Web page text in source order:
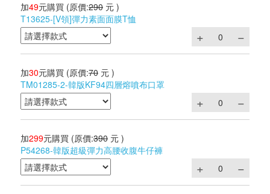
加49元購買 (原價:290 元 )
T13625-[V領]彈力素面面膜T恤
加30元購買 (原價:70 元 )
TM01285-2-韓版KF94四層熔噴布口罩
加299元購買 (原價:390 元 )
P54268-韓版超級彈力高腰收腹牛仔褲